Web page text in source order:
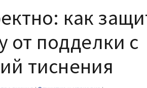
как
от подделки с
тиснения